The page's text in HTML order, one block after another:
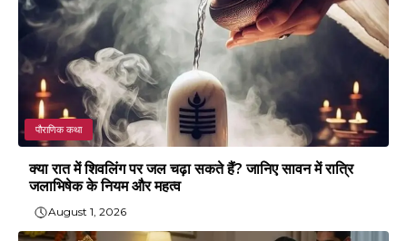
पौराणिक कथा
क्या रात में शिवलिंग पर जल चढ़ा सकते हैं? जानिए सावन में रात्रि
जलाभिषेक के नियम और महत्व
August 1, 2026